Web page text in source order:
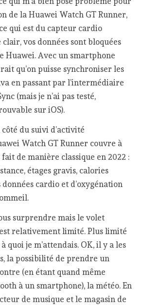
de la Huawei Watch GT Runner,
qui est du capteur cardio
vos données sont bloquées
Huawei. Avec un smartphone
qu’on puisse synchroniser les
en passant par l’intermédiaire
(mais je n’ai pas testé,
sur iOS).
du suivi d’activité
Watch GT Runner couvre à
de manière classique en 2022 :
étages gravis, calories
cardio et d’oxygénation
surprendre mais le volet
relativement limité. Plus limité
quoi je m’attendais. OK, il y a les
la possibilité de prendre un
(en étant quand même
à un smartphone), la météo. En
de musique et le magasin de